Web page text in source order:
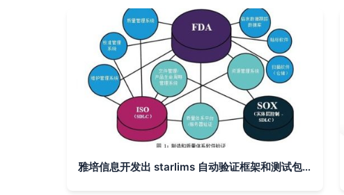
雅培信息开发出 starlims 自动验证框架和测试包, 全面助力实验室软件验证流程